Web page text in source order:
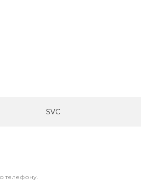
SVC
телефону.